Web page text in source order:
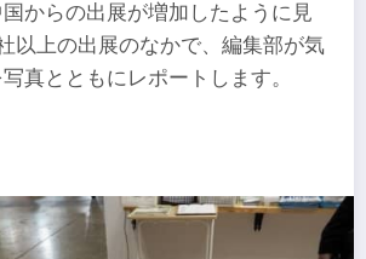
からの出展が増加したように見
以上の出展のなかで、編集部が気
真とともにレポートします。